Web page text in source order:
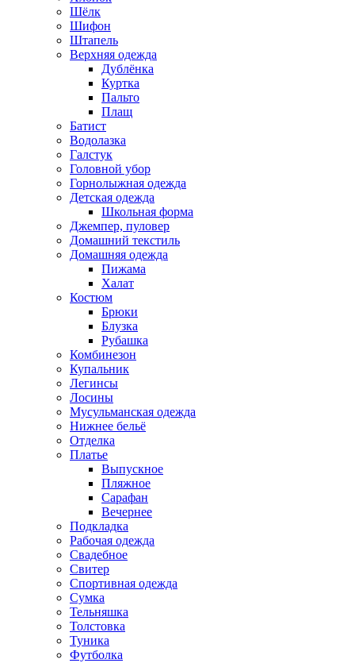
Шёлк
Шифон
Штапель
Верхняя одежда
Дублёнка
Куртка
Пальто
Плащ
Батист
Водолазка
Галстук
Головной убор
Горнолыжная одежда
Детская одежда
Школьная форма
Джемпер, пуловер
Домашний текстиль
Домашняя одежда
Пижама
Халат
Костюм
Брюки
Блузка
Рубашка
Комбинезон
Купальник
Легинсы
Лосины
Мусульманская одежда
Нижнее бельё
Отделка
Платье
Выпускное
Пляжное
Сарафан
Вечернее
Подкладка
Рабочая одежда
Свадебное
Свитер
Спортивная одежда
Сумка
Тельняшка
Толстовка
Туника
Футболка